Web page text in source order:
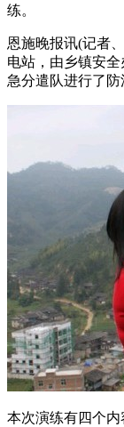
练。
恩施晚报讯(记者
电站，由乡镇安
急分遣队进行了防
本次演练有四个